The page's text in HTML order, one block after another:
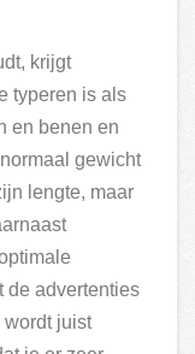
krijgt
typeren is als
en benen en
gewicht
lengte, maar
de advertenties
juist